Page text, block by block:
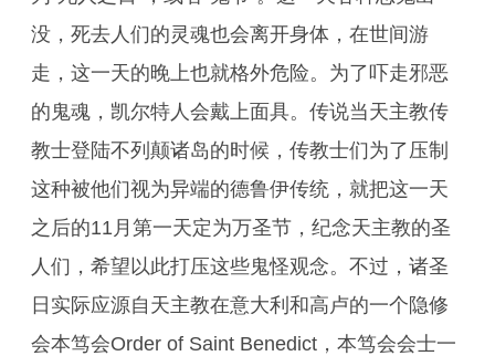
没，死去人们的灵魂也会离开身体，在世间游
走，这一天的晚上也就格外危险。为了吓走邪恶
的鬼魂，凯尔特人会戴上面具。传说当天主教传
教士登陆不列颠诸岛的时候，传教士们为了压制
这种被他们视为异端的德鲁伊传统，就把这一天
之后的11月第一天定为万圣节，纪念天主教的圣
人们，希望以此打压这些鬼怪观念。不过，诸圣
日实际应源自天主教在意大利和高卢的一个隐修
会本笃会Order of Saint Benedict，本笃会会士一